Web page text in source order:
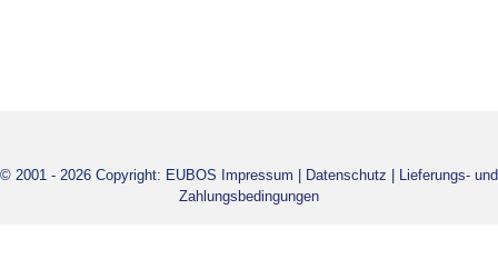
© 2001 - 2026 Copyright: EUBOS Impressum Datenschutz
Lieferungs- und
Zahlungsbedingungen